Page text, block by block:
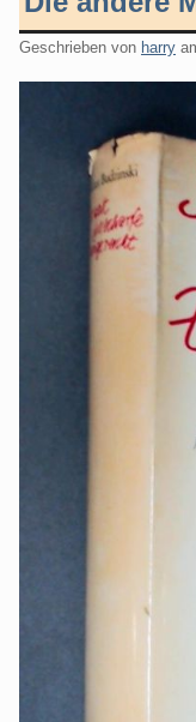
Geschrieben von harry